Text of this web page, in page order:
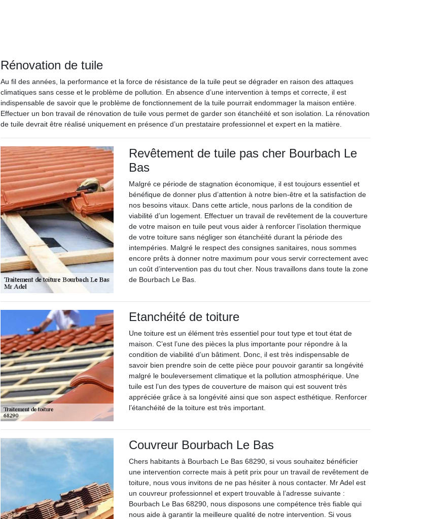
Rénovation de tuile
Au fil des années, la performance et la force de résistance de la tuile peut se dégrader en raison des attaques
climatiques sans cesse et le problème de pollution. En absence d’une intervention à temps et correcte, il est
indispensable de savoir que le problème de fonctionnement de la tuile pourrait endommager la maison entière.
Effectuer un bon travail de rénovation de tuile vous permet de garder son étanchéité et son isolation. La rénovation
de tuile devrait être réalisé uniquement en présence d’un prestataire professionnel et expert en la matière.
Revêtement de tuile pas cher Bourbach Le
Bas
Malgré ce période de stagnation économique, il est toujours essentiel et
bénéfique de donner plus d’attention à notre bien-être et la satisfaction de
nos besoins vitaux. Dans cette article, nous parlons de la condition de
viabilité d’un logement. Effectuer un travail de revêtement de la couverture
de votre maison en tuile peut vous aider à renforcer l’isolation thermique
de votre toiture sans négliger son étanchéité durant la période des
intempéries. Malgré le respect des consignes sanitaires, nous sommes
encore prêts à donner notre maximum pour vous servir correctement avec
un coût d’intervention pas du tout cher. Nous travaillons dans toute la zone
de Bourbach Le Bas.
Etanchéité de toiture
Une toiture est un élément très essentiel pour tout type et tout état de
maison. C’est l’une des pièces la plus importante pour répondre à la
condition de viabilité d’un bâtiment. Donc, il est très indispensable de
savoir bien prendre soin de cette pièce pour pouvoir garantir sa longévité
malgré le bouleversement climatique et la pollution atmosphérique. Une
tuile est l’un des types de couverture de maison qui est souvent très
appréciée grâce à sa longévité ainsi que son aspect esthétique. Renforcer
l’étanchéité de la toiture est très important.
Couvreur Bourbach Le Bas
Chers habitants à Bourbach Le Bas 68290, si vous souhaitez bénéficier
une intervention correcte mais à petit prix pour un travail de revêtement de
toiture, nous vous invitons de ne pas hésiter à nous contacter. Mr Adel est
un couvreur professionnel et expert trouvable à l’adresse suivante :
Bourbach Le Bas 68290, nous disposons une compétence très fiable qui
nous aide à garantir la meilleure qualité de notre intervention. Si vous